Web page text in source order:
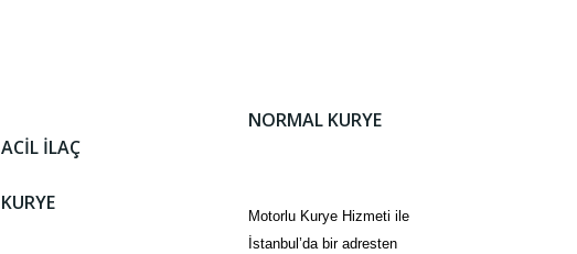
ACİL İLAÇ
KURYE
NORMAL KURYE
Motorlu Kurye Hizmeti ile
İstanbul’da bir adresten